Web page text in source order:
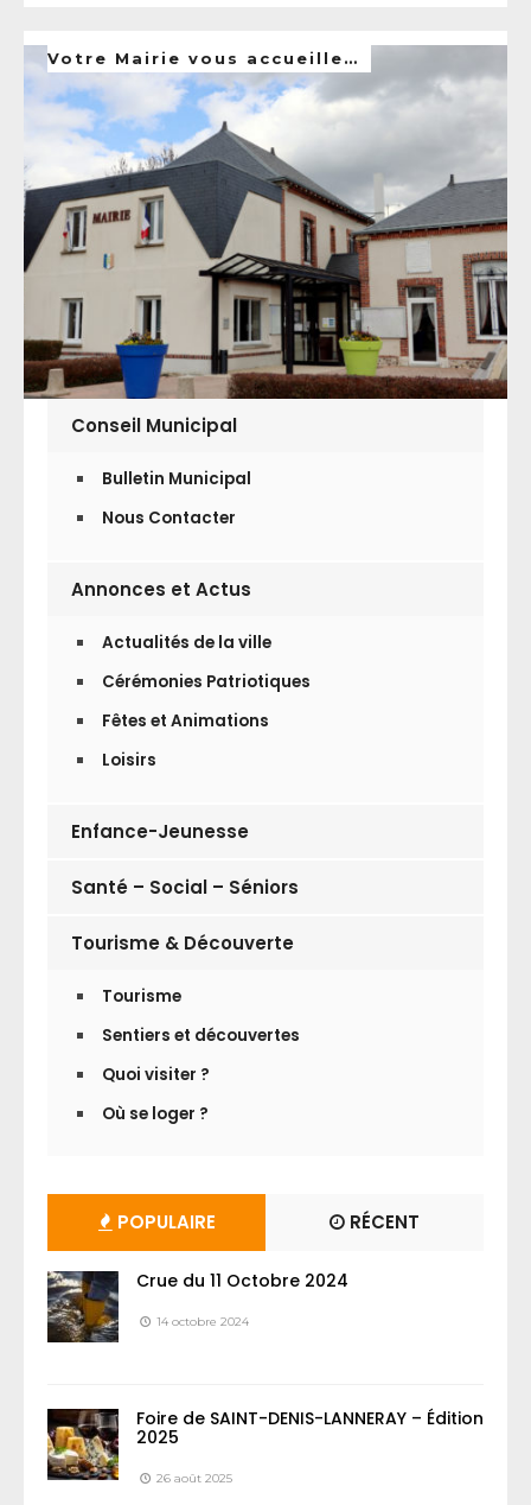
Votre Mairie vous accueille…
Conseil Municipal
Bulletin Municipal
Nous Contacter
Annonces et Actus
Actualités de la ville
Cérémonies Patriotiques
Fêtes et Animations
Loisirs
Enfance-Jeunesse
Santé – Social – Séniors
Tourisme & Découverte
Tourisme
Sentiers et découvertes
Quoi visiter ?
Où se loger ?
POPULAIRE RÉCENT
Crue du 11 Octobre 2024
14 octobre 2024
Foire de SAINT-DENIS-LANNERAY – Édition
2025
26 août 2025